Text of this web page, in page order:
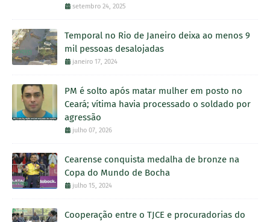
setembro 24, 2025
Temporal no Rio de Janeiro deixa ao menos 9
mil pessoas desalojadas
janeiro 17, 2024
PM é solto após matar mulher em posto no
Ceará; vítima havia processado o soldado por
agressão
julho 07, 2026
Cearense conquista medalha de bronze na
Copa do Mundo de Bocha
julho 15, 2024
Cooperação entre o TJCE e procuradorias do